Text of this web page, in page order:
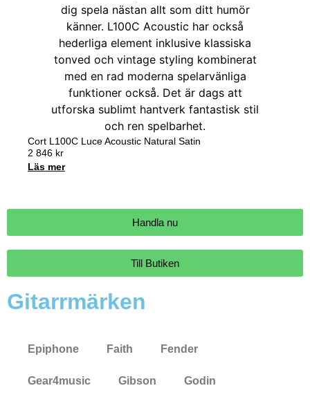
Cort L100C Luce Acoustic Natural Satin
2 846 kr
Läs mer
Handla nu
Till Butiken
Gitarrmärken
Epiphone Faith Fender
Gear4music Gibson Godin